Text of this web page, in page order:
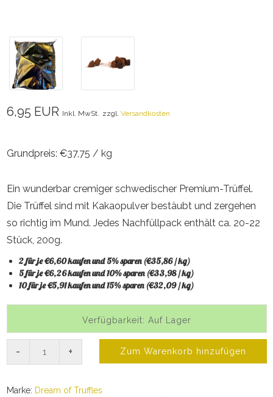
6,95 EUR Inkl. MwSt. zzgl. Versandkosten
Grundpreis: €37,75 / kg
Ein wunderbar cremiger schwedischer Premium-Trüffel.
Die Trüffel sind mit Kakaopulver bestäubt und zergehen
so richtig im Mund. Jedes Nachfüllpack enthält ca. 20-22
Stück, 200g.
2 für je €6,60 kaufen und 5% sparen (€35,86 / kg)
5 für je €6,26 kaufen und 10% sparen (€33,98 / kg)
10 für je €5,91 kaufen und 15% sparen (€32,09 / kg)
Verfügbarkeit: Auf Lager
- + Zum Warenkorb hinzufügen
Marke: Dream of Truffles